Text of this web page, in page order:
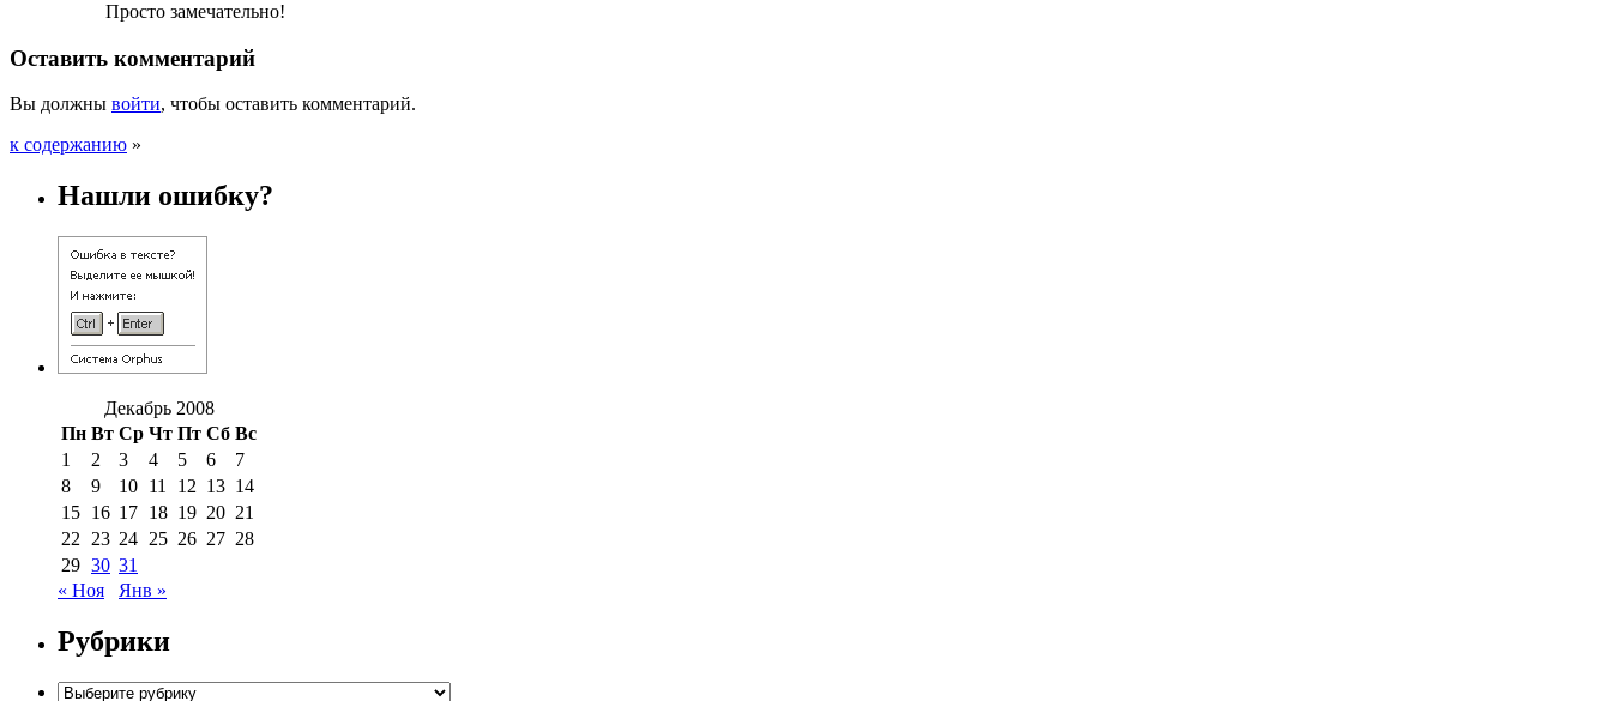
Просто замечательно!
Оставить комментарий
Вы должны войти, чтобы оставить комментарий.
к содержанию »
Нашли ошибку?
Декабрь 2008
Пн Вт Ср Чт Пт Сб Вс
1
2 3 4 5 6
7
8
9 10 11 12 13 14
15 16 17 18 19 20 21
22
23 24 25 26 27 28
29 30 31
« Ноя
Янв »
Рубрики
Рубрики